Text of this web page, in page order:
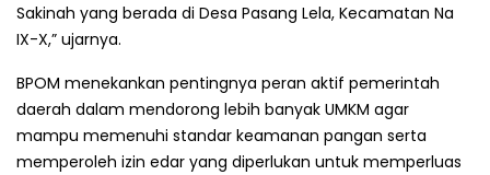
Sakinah yang berada di Desa Pasang Lela, Kecamatan Na
IX-X,” ujarnya.
BPOM menekankan pentingnya peran aktif pemerintah
daerah dalam mendorong lebih banyak UMKM agar
mampu memenuhi standar keamanan pangan serta
memperoleh izin edar yang diperlukan untuk memperluas